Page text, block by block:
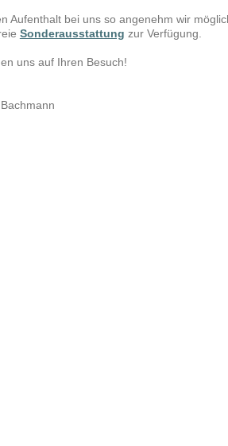
Aufenthalt bei uns so angenehm wir
Sonderausstattung zur Verfügung.
uns auf Ihren Besuch!